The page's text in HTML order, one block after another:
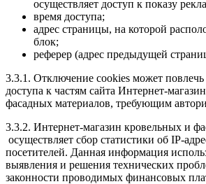
осуществляет доступ к показу
время доступа;
адрес страницы, на которой
блок;
реферер (адрес предыдущей
3.3.1. Отключение cookies может
доступа к частям сайта Интернет-
фасадных материалов, требующим
3.3.2. Интернет-магазин кровельных и
осуществляет сбор статистики об IP-
посетителей. Данная информация
выявления и решения технических
законности проводимых финансовых